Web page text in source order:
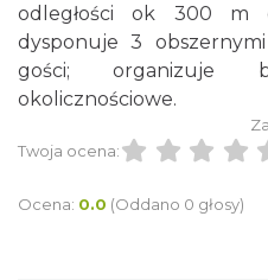
odległości ok 300 m
dysponuje 3
gości; organizuje
okolicznościowe.
Twoja ocena:
Ocena: 0.0 (Oddano 0 głosy)